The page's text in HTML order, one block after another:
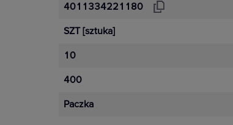
4011334221180
SZT [sztuka]
10
400
Paczka